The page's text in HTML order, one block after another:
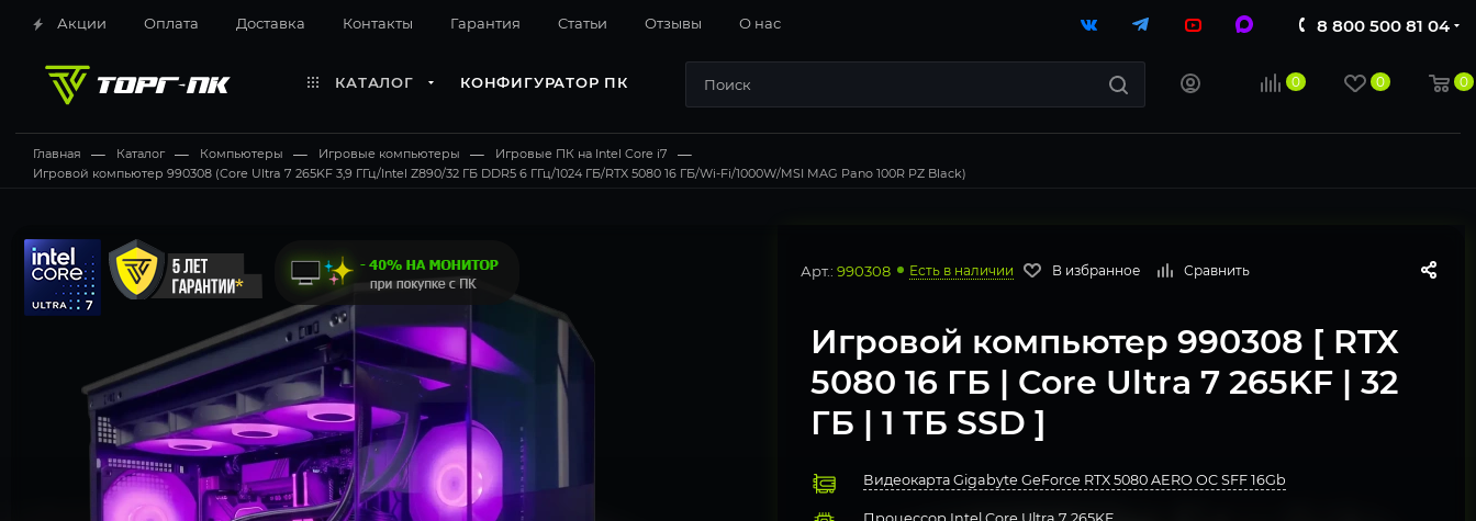
Акции Оплата Доставка Контакты Гарантия Cтатьи Отзывы О нас 8 800 500 81 04
КАТАЛОГ КОНФИГУРАТОР ПК 0 0 0
Главная — Каталог — Компьютеры — Игровые компьютеры — Игровые ПК на Intel Core i7 —
Игровой компьютер 990308 (Core Ultra 7 265KF 3,9 ГГц/Intel Z890/32 ГБ DDR5 6 ГГц/1024 ГБ/RTX 5080 16 ГБ/Wi-Fi/1000W/MSI MAG Pano 100R PZ Black)
Арт.: 990308 Есть в наличии В избранное Сравнить
Игровой компьютер 990308 [ RTX
5080 16 ГБ | Core Ultra 7 265KF | 32
ГБ | 1 ТБ SSD ]
Видеокарта Gigabyte GeForce RTX 5080 AERO OC SFF 16Gb